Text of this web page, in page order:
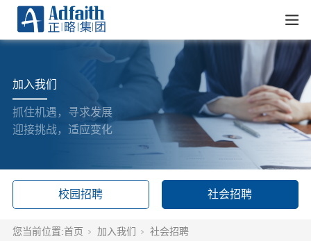
加入我们
抓住机遇，寻求发展
迎接挑战，适应变化
校园招聘 社会招聘
您当前位置:首页 加入我们 社会招聘